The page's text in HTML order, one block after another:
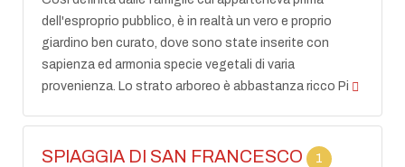
dell'esproprio pubblico, è in realtà un vero e proprio
giardino ben curato, dove sono state inserite con
sapienza ed armonia specie vegetali di varia
provenienza. Lo strato arboreo è abbastanza ricco Pi
SPIAGGIA DI SAN FRANCESCO 1